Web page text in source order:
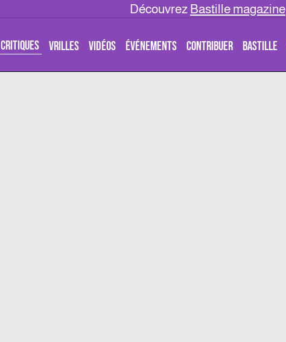
Découvrez Bastille magazine
CRITIQUES VRILLES VIDÉOS ÉVÉNEMENTS CONTRIBUER BASTILLE